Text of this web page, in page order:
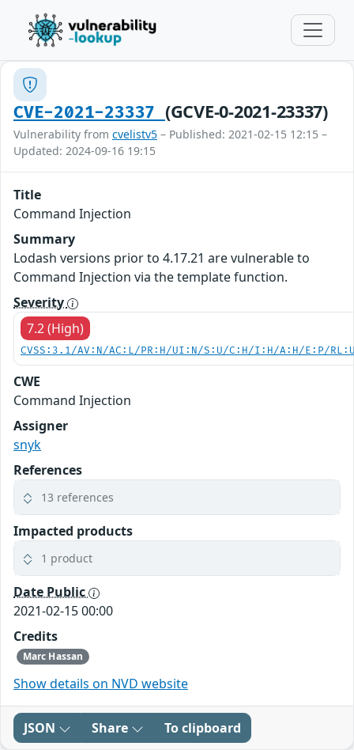
CVE-2021-23337 (GCVE-0-2021-23337)
Vulnerability from cvelistv5 – Published: 2021-02-15 12:15 –
Updated: 2024-09-16 19:15
Title
Command Injection
Summary
Lodash versions prior to 4.17.21 are vulnerable to
Command Injection via the template function.
Severity
7.2 (High)
CVSS:3.1/AV:N/AC:L/PR:H/UI:N/S:U/C:H/I:H/A:H/E:P/
CWE
Command Injection
Assigner
snyk
References
13 references
Impacted products
1 product
Date Public
2021-02-15 00:00
Credits
Marc Hassan
Show details on NVD website
JSON Share To clipboard